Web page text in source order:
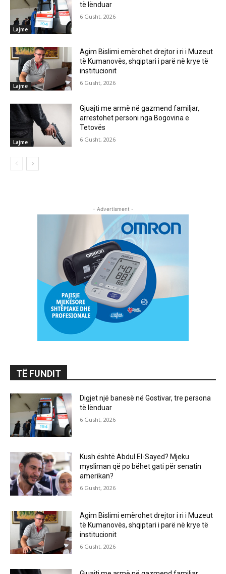
Lajme
të lënduar
6 Gusht, 2026
Lajme
Agim Bislimi emërohet drejtor i ri i Muzeut
të Kumanovës, shqiptari i parë në krye të
institucionit
6 Gusht, 2026
Lajme
Gjuajti me armë në gazmend familjar,
arrestohet personi nga Bogovina e
Tetovës
6 Gusht, 2026
- Advertisment -
TË FUNDIT
Digjet një banesë në Gostivar, tre persona
të lënduar
6 Gusht, 2026
Kush është Abdul El-Sayed? Mjeku
mysliman që po bëhet gati për senatin
amerikan?
6 Gusht, 2026
Agim Bislimi emërohet drejtor i ri i Muzeut
të Kumanovës, shqiptari i parë në krye të
institucionit
6 Gusht, 2026